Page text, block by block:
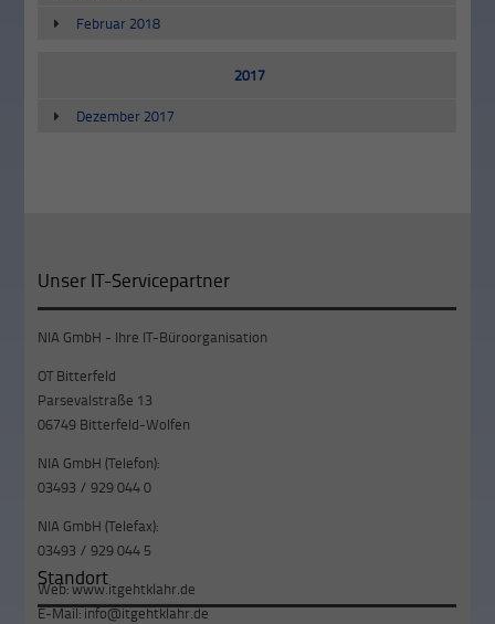
Februar 2018
2017
Dezember 2017
Unser IT-Servicepartner
NIA GmbH - Ihre IT-Büroorganisation
OT Bitterfeld
Parsevalstraße 13
06749 Bitterfeld-Wolfen
NIA GmbH (Telefon):
03493 / 929 044 0
NIA GmbH (Telefax):
03493 / 929 044 5
Web:www.itgehtklahr.de
E-Mail:info@itgehtklahr.de
Standort